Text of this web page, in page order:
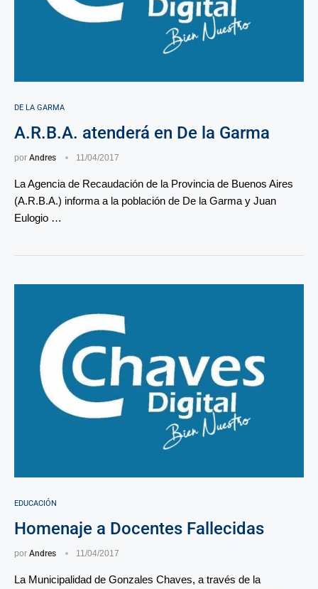
DE LA GARMA
A.R.B.A. atenderá en De la Garma
por Andres 11/04/2017
La Agencia de Recaudación de la Provincia de Buenos Aires
(A.R.B.A.) informa a la población de De la Garma y Juan
Eulogio …
EDUCACIÓN
Homenaje a Docentes Fallecidas
por Andres 11/04/2017
La Municipalidad de Gonzales Chaves, a través de la